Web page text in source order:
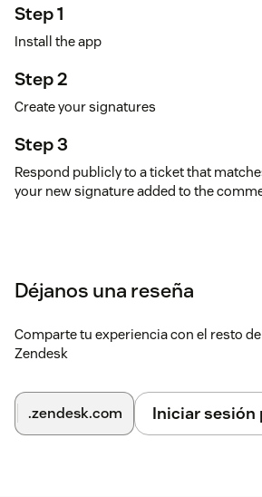
Step 1
Install the app
Step 2
Create your signatures
Step 3
Respond publicly to a ticket that
your new signature added to the
Déjanos una reseña
Comparte tu experiencia con el resto
Zendesk
.zendesk.com Iniciar sesión